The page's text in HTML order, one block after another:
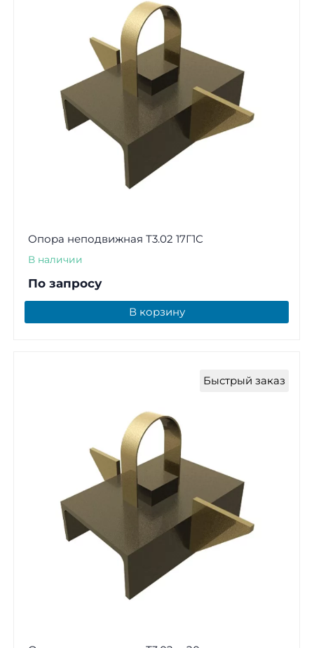
Опора неподвижная Т3.02 17Г1С
В наличии
По запросу
В корзину
Быстрый заказ